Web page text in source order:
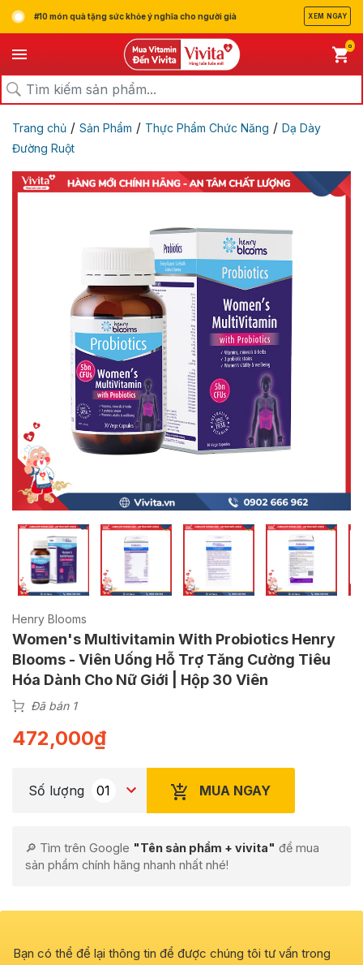
#10 món quà tặng sức khỏe ý nghĩa cho người già XEM NGAY
0
Trang chủ / Sản Phẩm / Thực Phẩm Chức Năng / Dạ Dày
Đường Ruột
Henry Blooms
Women's Multivitamin With Probiotics Henry
Blooms - Viên Uống Hỗ Trợ Tăng Cường Tiêu
Hóa Dành Cho Nữ Giới | Hộp 30 Viên
Đã bán 1
472,000₫
Số lượng MUA NGAY
🔎 Tìm trên Google "Tên sản phẩm + vivita" để mua
sản phẩm chính hãng nhanh nhất nhé!
Bạn có thể để lại thông tin để được chúng tôi tư vấn trong